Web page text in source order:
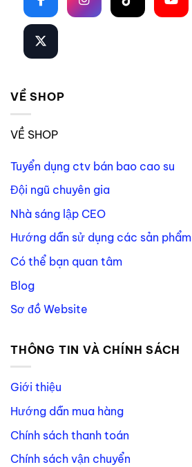
VỀ SHOP
VỀ SHOP
Tuyển dụng ctv bán bao cao su
Đội ngũ chuyên gia
Nhà sáng lập CEO
Hướng dẫn sử dụng các sản phẩm
Có thể bạn quan tâm
Blog
Sơ đồ Website
THÔNG TIN VÀ CHÍNH SÁCH
Giới thiệu
Hướng dẫn mua hàng
Chính sách thanh toán
Chính sách vận chuyển